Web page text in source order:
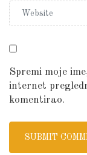
Spremi moje
internet
komentirao.